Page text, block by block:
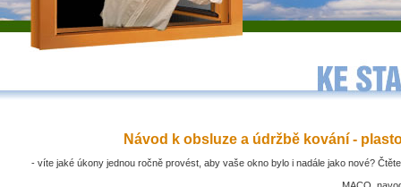
Návod k obsluze a údržbě kování -
- víte jaké úkony jednou ročně provést, aby vaše okno bylo i nadále jako nové?